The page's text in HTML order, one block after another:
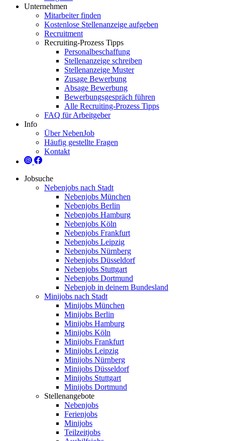
Unternehmen
Mitarbeiter finden
Kostenlose Stellenanzeige aufgeben
Recruitment
Recruiting-Prozess Tipps
Personalbeschaffung
Stellenanzeige schreiben
Stellenanzeige Muster
Zusage Bewerbung
Absage Bewerbung
Bewerbungsgespräch führen
Alle Recruiting-Prozess Tipps
FAQ für Arbeitgeber
Info
Über NebenJob
Häufig gestellte Fragen
Kontakt
Jobsuche
Nebenjobs nach Stadt
Nebenjobs München
Nebenjobs Berlin
Nebenjobs Hamburg
Nebenjobs Köln
Nebenjobs Frankfurt
Nebenjobs Leipzig
Nebenjobs Nürnberg
Nebenjobs Düsseldorf
Nebenjobs Stuttgart
Nebenjobs Dortmund
Nebenjob in deinem Bundesland
Minijobs nach Stadt
Minijobs München
Minijobs Berlin
Minijobs Hamburg
Minijobs Köln
Minijobs Frankfurt
Minijobs Leipzig
Minijobs Nürnberg
Minijobs Düsseldorf
Minijobs Stuttgart
Minijobs Dortmund
Stellenangebote
Nebenjobs
Ferienjobs
Minijobs
Teilzeitjobs